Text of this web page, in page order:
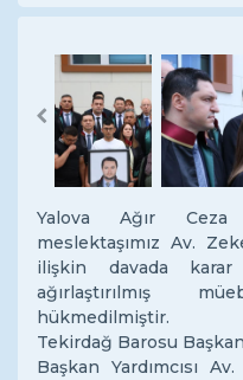
Previous
Yalova Ağır Ceza
meslektaşımız Av.
ilişkin davada karar
ağırlaştırılmış
hükmedilmiştir.
Tekirdağ Barosu
Başkan Yardımcısı